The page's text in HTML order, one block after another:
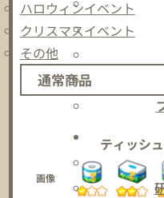
ハロウィンイベント
クリスマスイベント
その他
通常商品
ティッシュ
画像